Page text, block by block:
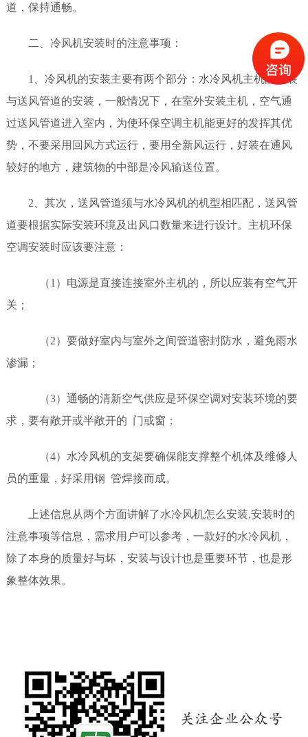
道，保持通畅。
二、冷风机安装时的注意事项：
1、冷风机的安装主要有两个部分：水冷风机主机的安装
与送风管道的安装，一般情况下，在室外安装主机，空气通
过送风管道进入室内，为使环保空调主机能更好的发挥其优
势，不要采用回风方式运行，要用全新风运行，好装在通风
较好的地方，建筑物的中部是冷风输送位置。
2、其次，送风管道须与水冷风机的机型相匹配，送风管
道要根据实际安装环境及出风口数量来进行设计。主机环保
空调安装时应该要注意：
（1）电源是直接连接室外主机的，所以应装有空气开
关；
（2）要做好室内与室外之间管道密封防水，避免雨水
渗漏；
（3）通畅的清新空气供应是环保空调对安装环境的要
求，要有敞开或半敞开的 门或窗；
（4）水冷风机的支架要确保能支撑整个机体及维修人
员的重量，好采用钢 管焊接而成。
上述信息从两个方面讲解了水冷风机怎么安装,安装时的
注意事项等信息，需求用户可以参考，一款好的水冷风机，
除了本身的质量好与坏，安装与设计也是重要环节，也是形
象整体效果。